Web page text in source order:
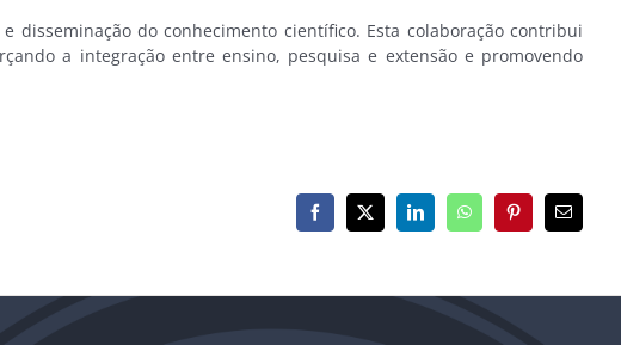
disseminação do conhecimento científico. Esta colaboração contribui
a integração entre ensino, pesquisa e extensão e promovendo
Facebook
X LinkedInWhatsAppPinterest
E-
mail